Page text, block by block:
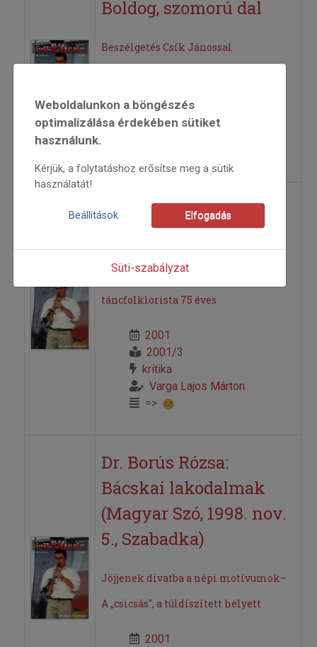
Boldog, szomorú dal
Beszélgetés Csík Jánossal
2001/3
riport
Dolgozni mégiscsak
lehetett
Pesovár Ernő Kossuth-díjas
táncfolklorista 75 éves
2001
2001/3
kritika
Varga Lajos Márton
=>
Dr. Borús Rózsa:
Bácskai lakodalmak
(Magyar Szó, 1998. nov.
5., Szabadka)
Jöjjenek divatba a népi motívumok–
A „csicsás", a túldíszített helyett
2001
Weboldalunkon a böngészés
optimalizálása érdekében sütiket
használunk.
Kérjük, a folytatáshoz erősítse meg a sütik
használatát!
Beállítások Elfogadás
Süti-szabályzat